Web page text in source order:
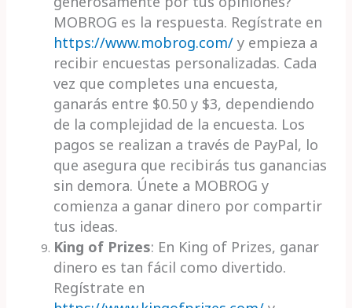
MOBROG es la respuesta. Regístrate en
https://www.mobrog.com/ y empieza a
recibir encuestas personalizadas. Cada
vez que completes una encuesta,
ganarás entre $0.50 y $3, dependiendo
de la complejidad de la encuesta. Los
pagos se realizan a través de PayPal, lo
que asegura que recibirás tus ganancias
sin demora. Únete a MOBROG y
comienza a ganar dinero por compartir
tus ideas.
King of Prizes: En King of Prizes, ganar
dinero es tan fácil como divertido.
Regístrate en